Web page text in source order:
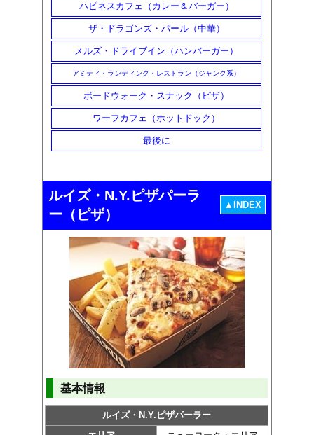
ハピネスカフェ（カレー＆バーガー）
ザ・ドラゴンズ・パール（中華）
メルズ・ドライブイン（ハンバーガー）
アミティ・ランディング・レストラン（ジャンク系）
ボードウォーク・スナック（ピザ）
ワーフカフェ（ホットドック）
最後に
ルイズ・N.Y.ピザパーラ
ー（ピザ）
▲INDEX
基本情報
ルイズ・N.Y.ピザパーラー